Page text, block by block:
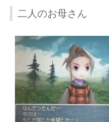
二人のお母さん